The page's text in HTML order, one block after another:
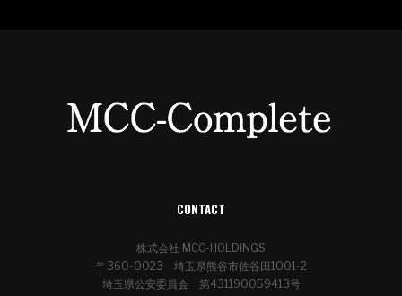
CONTACT
株式会社 MCC-HOLDINGS
〒360-0023 埼玉県熊谷市佐谷田1001-2
埼玉県公安委員会 第431190059413号